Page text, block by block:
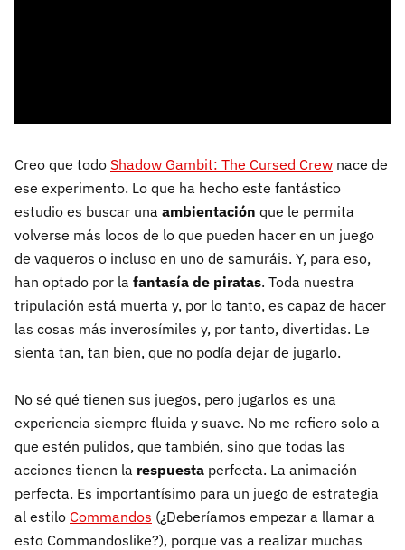
Creo que todo Shadow Gambit: The Cursed Crew nace de
ese experimento. Lo que ha hecho este fantástico
estudio es buscar una ambientación que le permita
volverse más locos de lo que pueden hacer en un juego
de vaqueros o incluso en uno de samuráis. Y, para eso,
han optado por la fantasía de piratas. Toda nuestra
tripulación está muerta y, por lo tanto, es capaz de hacer
las cosas más inverosímiles y, por tanto, divertidas. Le
sienta tan, tan bien, que no podía dejar de jugarlo.
No sé qué tienen sus juegos, pero jugarlos es una
experiencia siempre fluida y suave. No me refiero solo a
que estén pulidos, que también, sino que todas las
acciones tienen la respuesta perfecta. La animación
perfecta. Es importantísimo para un juego de estrategia
al estilo Commandos (¿Deberíamos empezar a llamar a
esto Commandoslike?), porque vas a realizar muchas